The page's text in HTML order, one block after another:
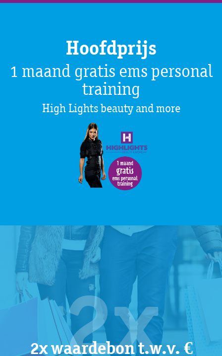
Hoofdprijs
1 maand gratis ems personal
training
High Lights beauty and more
2x
2x waardebon t.w.v. €